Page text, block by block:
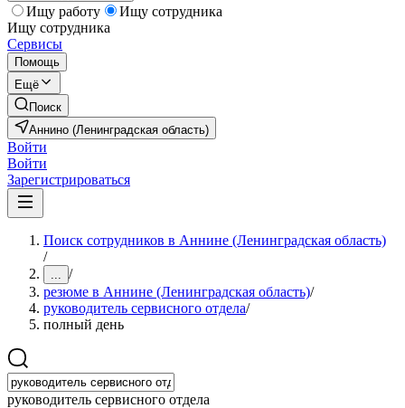
Ищу работу
Ищу сотрудника
Ищу сотрудника
Сервисы
Помощь
Ещё
Поиск
Аннино (Ленинградская область)
Войти
Войти
Зарегистрироваться
Поиск сотрудников в Аннине (Ленинградская область)
/
... /
резюме в Аннине (Ленинградская область)/
руководитель сервисного отдела/
полный день
руководитель сервисного отдела